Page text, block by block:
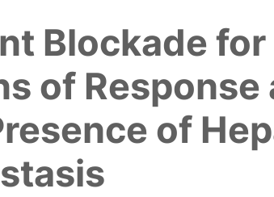
Blockade
of Response
of